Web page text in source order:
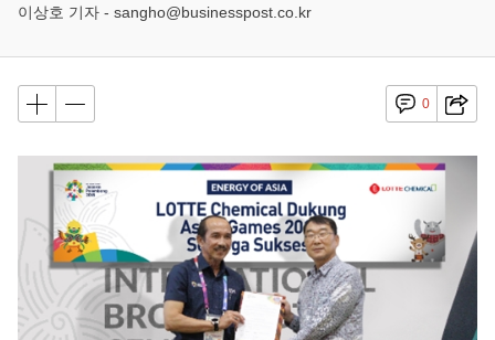
이상호 기자 - sangho@businesspost.co.kr
0